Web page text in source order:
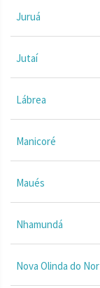
Juruá
Jutaí
Lábrea
Manicoré
Maués
Nhamundá
Nova Olinda do